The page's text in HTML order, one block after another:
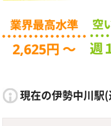
現在の伊勢中川駅